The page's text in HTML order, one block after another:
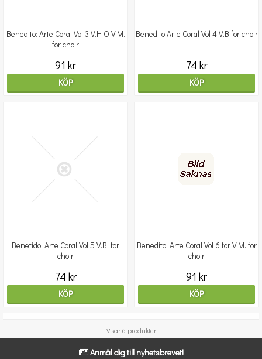
Benedito: Arte Coral Vol 3 V.H O V.M.
for choir
91 kr
KÖP
Benedito Arte Coral Vol 4 V.B for choir
74 kr
KÖP
Benetido: Arte Coral Vol 5 V.B. for
choir
74 kr
KÖP
Benedito: Arte Coral Vol 6 for V.M. for
choir
91 kr
KÖP
Visar 6 produkter
Anmäl dig till nyhetsbrevet!